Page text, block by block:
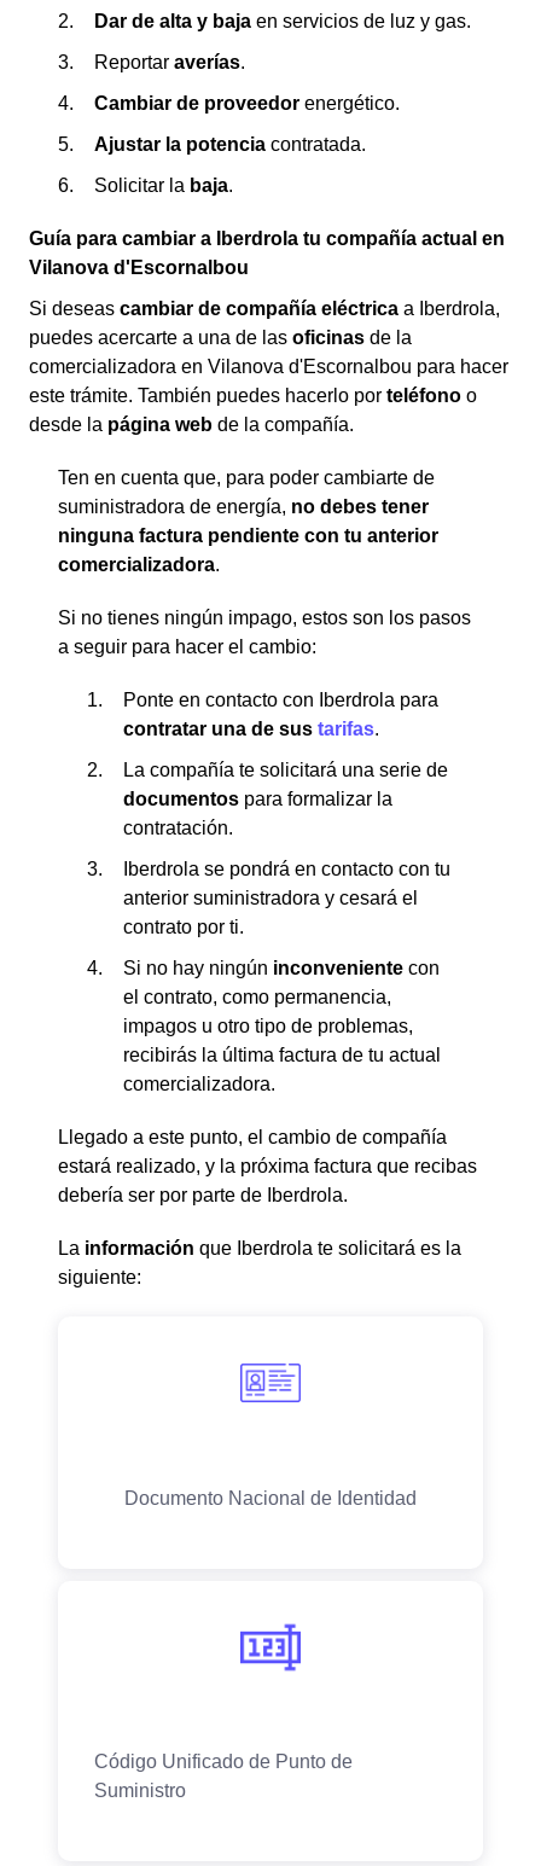
Dar de alta y baja en servicios de luz y gas.
Reportar averías.
Cambiar de proveedor energético.
Ajustar la potencia contratada.
Solicitar la baja.
Guía para cambiar a Iberdrola tu compañía actual en
Vilanova d'Escornalbou
Si deseas cambiar de compañía eléctrica a Iberdrola,
puedes acercarte a una de las oficinas de la
comercializadora en Vilanova d'Escornalbou para hacer
este trámite. También puedes hacerlo por teléfono o
desde la página web de la compañía.
Ten en cuenta que, para poder cambiarte de
suministradora de energía, no debes tener
ninguna factura pendiente con tu anterior
comercializadora.
Si no tienes ningún impago, estos son los pasos
a seguir para hacer el cambio:
Ponte en contacto con Iberdrola para
contratar una de sus tarifas.
La compañía te solicitará una serie de
documentos para formalizar la
contratación.
Iberdrola se pondrá en contacto con tu
anterior suministradora y cesará el
contrato por ti.
Si no hay ningún inconveniente con
el contrato, como permanencia,
impagos u otro tipo de problemas,
recibirás la última factura de tu actual
comercializadora.
Llegado a este punto, el cambio de compañía
estará realizado, y la próxima factura que recibas
debería ser por parte de Iberdrola.
La información que Iberdrola te solicitará es la
siguiente: